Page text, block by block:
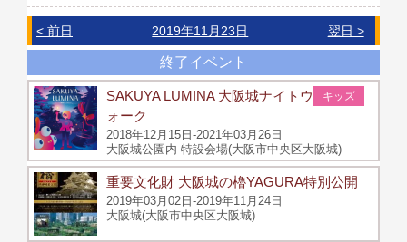
< 前日 2019年11月23日 翌日 >
終了イベント
キッズ
SAKUYA LUMINA 大阪城ナイトウ
ォーク
2018年12月15日-2021年03月26日
大阪城公園内 特設会場(大阪市中央区大阪城)
重要文化財 大阪城の櫓YAGURA特別公開
2019年03月02日-2019年11月24日
大阪城(大阪市中央区大阪城)